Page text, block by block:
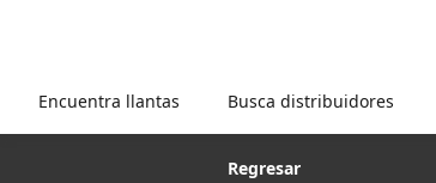
Encuentra llantas Busca distribuidores
Regresar